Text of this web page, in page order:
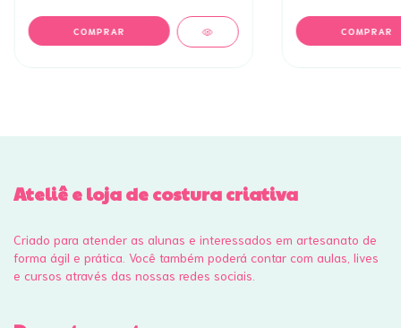
Ateliê e loja de costura criativa
Criado para atender as alunas e interessados em artesanato de
forma ágil e prática. Você também poderá contar com aulas, lives
e cursos através das nossas redes sociais.